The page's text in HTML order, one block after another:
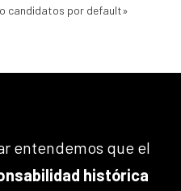
candidatos por default»
entendemos que el
histórica